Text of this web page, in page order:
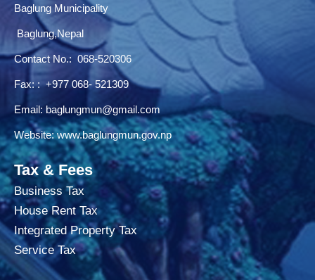
Baglung Municipality
Baglung,Nepal
Contact No.: 068-520306
Fax: : +977 068- 521309
Email: baglungmun@gmail.com
Website:www.baglungmun.gov.np
Tax & Fees
Business Tax
House Rent Tax
Integrated Property Tax
Service Tax